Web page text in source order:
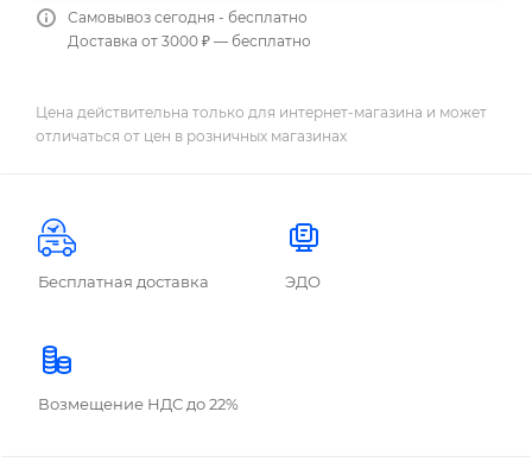
Самовывоз сегодня - бесплатно
Доставка от 3000 ₽ — бесплатно
Цена действительна только для интернет-магазина и может
отличаться от цен в розничных магазинах
Бесплатная доставка ЭДО
Возмещение НДС до 22%